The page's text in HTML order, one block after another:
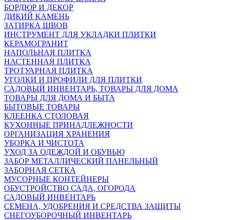
БОРДЮР И ДЕКОР
ДИКИЙ КАМЕНЬ
ЗАТИРКА ШВОВ
ИНСТРУМЕНТ ДЛЯ УКЛАДКИ ПЛИТКИ
КЕРАМОГРАНИТ
НАПОЛЬНАЯ ПЛИТКА
НАСТЕННАЯ ПЛИТКА
ТРОТУАРНАЯ ПЛИТКА
УГОЛКИ И ПРОФИЛИ ДЛЯ ПЛИТКИ
САДОВЫЙ ИНВЕНТАРЬ, ТОВАРЫ ДЛЯ ДОМА
ТОВАРЫ ДЛЯ ДОМА И БЫТА
БЫТОВЫЕ ТОВАРЫ
КЛЕЕНКА СТОЛОВАЯ
КУХОННЫЕ ПРИНАДЛЕЖНОСТИ
ОРГАНИЗАЦИЯ ХРАНЕНИЯ
УБОРКА И ЧИСТОТА
УХОД ЗА ОДЕЖДОЙ И ОБУВЬЮ
ЗАБОР МЕТАЛЛИЧЕСКИЙ ПАНЕЛЬНЫЙ
ЗАБОРНАЯ СЕТКА
МУСОРНЫЕ КОНТЕЙНЕРЫ
ОБУСТРОЙСТВО САДА, ОГОРОДА
САДОВЫЙ ИНВЕНТАРЬ
СЕМЕНА, УДОБРЕНИЯ И СРЕДСТВА ЗАЩИТЫ
СНЕГОУБОРОЧНЫЙ ИНВЕНТАРЬ